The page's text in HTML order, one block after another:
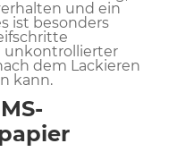
und ein
ist besonders
unkontrollierter
dem Lackieren
kann.